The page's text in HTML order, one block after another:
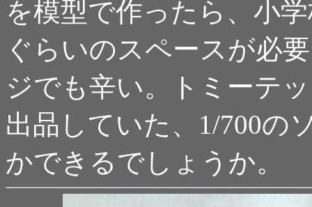
を模型で作ったら、小
ぐらいのスペースが必
ジでも辛い。トミーテ
出品していた、1/700の
かできるでしょうか。